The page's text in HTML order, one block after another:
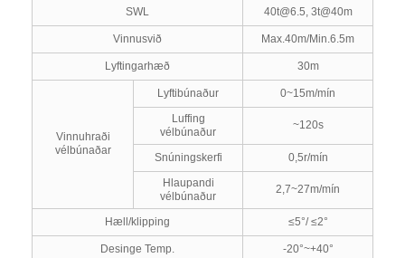
SWL 40t@6.5, 3t@40m
Vinnusvið Max.40m/Min.6.5m
Lyftingarhæð 30m
Vinnuhraði
vélbúnaðar
Lyftibúnaður
0~15m/mín
Luffing
vélbúnaður
~120s
Snúningskerfi
0,5r/mín
Hlaupandi
vélbúnaður
2,7~27m/mín
Hæll/klipping ≤5°/ ≤2°
Desinge Temp. -20°~+40°